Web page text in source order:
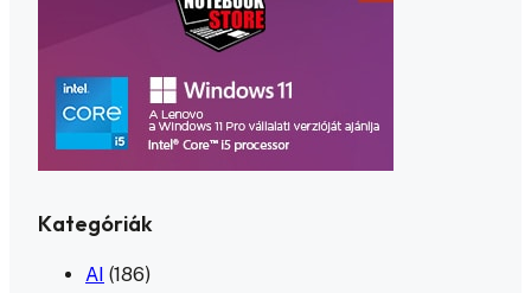
Kategóriák
AI (186)